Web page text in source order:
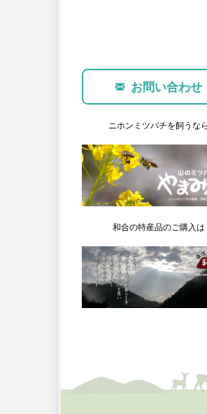
お問い合わせ
ニホンミツバチを飼うなら
和合の特産品のご購入は